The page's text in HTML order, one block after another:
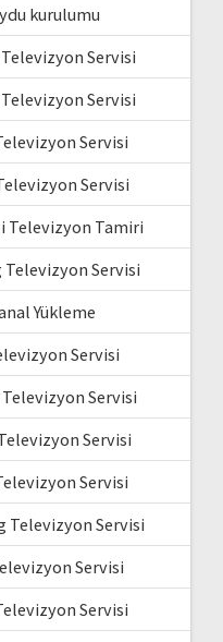
kurulumu
Servisi
Servisi
Servisi
Servisi
Televizyon Tamiri
Servisi
Yükleme
Servisi
Servisi
Servisi
Servisi
Televizyon Servisi
Servisi
Servisi